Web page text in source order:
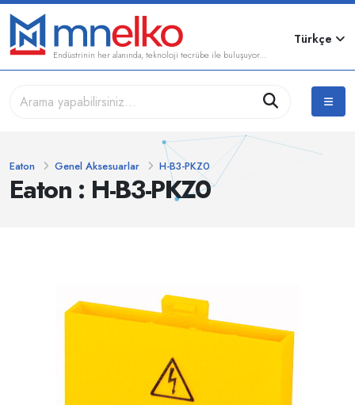
Endüstrinin her alanında, teknoloji tecrübe ile buluşuyor...
Türkçe
Eaton : H-B3-PKZ0
Eaton Genel Aksesuarlar H-B3-PKZ0